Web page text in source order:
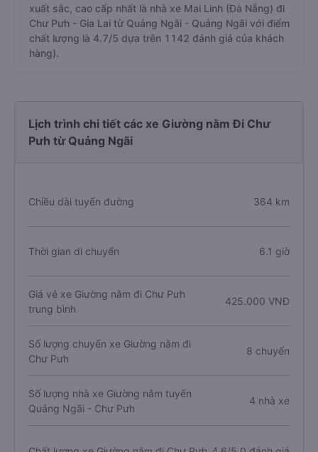
xuất sắc, cao cấp nhất là nhà xe Mai Linh (Đà Nẵng) đi
Chư Pưh - Gia Lai từ Quảng Ngãi - Quảng Ngãi với điểm
chất lượng là 4.7/5 dựa trên 1142 đánh giá của khách
hàng).
Lịch trình chi tiết các xe Giường nằm Đi Chư
Pưh từ Quảng Ngãi
Chiều dài tuyến đường 364 km
Thời gian di chuyển 6.1 giờ
Giá vé xe Giường nằm đi Chư Pưh
trung bình
425.000 VNĐ
Số lượng chuyến xe Giường nằm đi
Chư Pưh
8 chuyến
Số lượng nhà xe Giường nằm tuyến
Quảng Ngãi - Chư Pưh
4 nhà xe